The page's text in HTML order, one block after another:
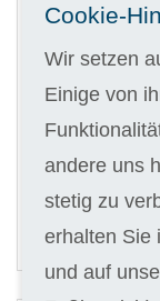
Kursgebühr
3 x
Cookie-
Wir setzen
Einige von
andere uns
stetig zu
erhalten Sie
und auf